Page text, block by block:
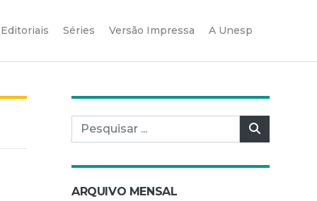
Editoriais Séries Versão Impressa A Unesp
Pesquisar por:
ARQUIVO MENSAL